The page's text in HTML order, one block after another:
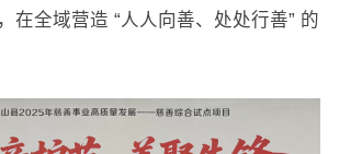
在全域营造 “人人向善、处处行善” 的